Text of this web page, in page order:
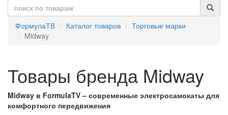
ФормулаТВ Каталог товаров
Торговые марки
Midway
Товары бренда Midway
Midway в FormulaTV – современные электросамокаты для
комфортного передвижения